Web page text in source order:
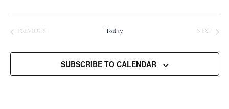
l
e
t
PREVIOUSCONCERTOS Today NEXT
SUBSCRIBE TO CALENDAR